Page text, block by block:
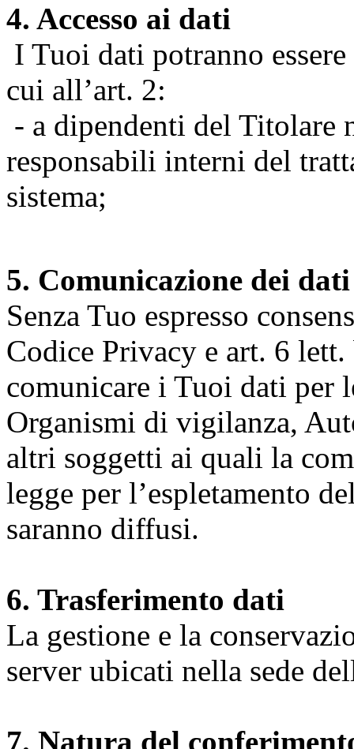
4. Accesso ai dati
I Tuoi dati potranno
cui all’art. 2:
- a dipendenti del Titolare
responsabili interni del
sistema;
5. Comunicazione dei dati
Senza Tuo espresso
Codice Privacy e art. 6
comunicare i Tuoi dati per
Organismi di vigilanza,
altri soggetti ai quali la
legge per l’espletamento
saranno diffusi.
6. Trasferimento dati
La gestione e la
server ubicati nella sede
7. Natura del